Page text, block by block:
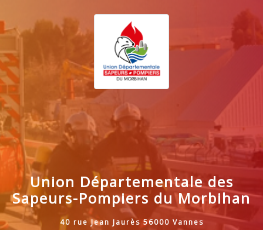
Union Départementale des
Sapeurs-Pompiers du Morbihan
40 rue Jean Jaurès 56000 Vannes